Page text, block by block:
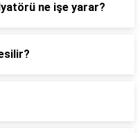
ne işe yarar?